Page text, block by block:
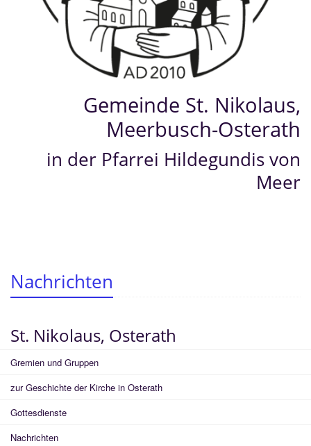
Gemeinde St. Nikolaus,
Meerbusch-Osterath
in der Pfarrei Hildegundis von
Meer
Nachrichten
St. Nikolaus, Osterath
Gremien und Gruppen
zur Geschichte der Kirche in Osterath
Gottesdienste
Nachrichten